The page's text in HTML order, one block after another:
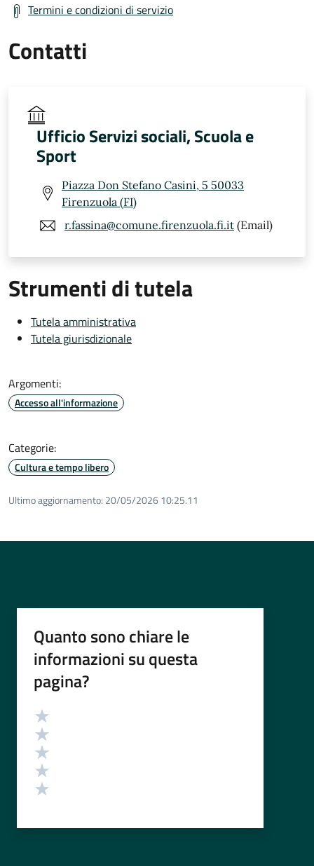
Termini e condizioni di servizio
Contatti
Ufficio Servizi sociali, Scuola e
Sport
Piazza Don Stefano Casini, 5 50033
Firenzuola (FI)
r.fassina@comune.firenzuola.fi.it (Email)
Strumenti di tutela
Tutela amministrativa
Tutela giurisdizionale
Argomenti:
Accesso all'informazione
Categorie:
Cultura e tempo libero
Ultimo aggiornamento: 20/05/2026 10:25.11
Quanto sono chiare le
informazioni su questa
pagina?
Valutazione